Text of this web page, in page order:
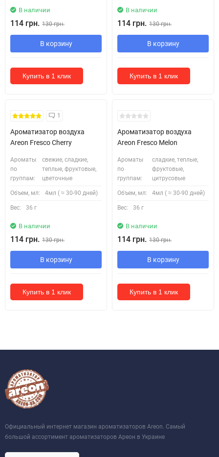
В наличии
114 грн. 130 грн.
В корзину
Купить в 1 клик
В наличии
114 грн. 130 грн.
В корзину
Купить в 1 клик
1
Ароматизатор воздуха
Areon Fresco Cherry
Ароматы
по
группам:
свежие, сладкие,
теплые, фруктовые,
цветочные
Объем, мл: 4мл ( ≈ 30-90 дней)
Вес: 36 г
В наличии
114 грн. 130 грн.
В корзину
Купить в 1 клик
Ароматизатор воздуха
Areon Fresco Melon
Ароматы
по
группам:
сладкие, теплые,
фруктовые,
цитрусовые
Объем, мл: 4мл ( ≈ 30-90 дней)
Вес: 36 г
В наличии
114 грн. 130 грн.
В корзину
Купить в 1 клик
Официальный интернет магазин ароматизаторов Areon. Самый
большой ассортимент ароматизаторов Ареон в Украине